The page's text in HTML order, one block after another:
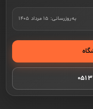
به‌روزرسانی: ۱۵ مرداد ۱۴۰۵